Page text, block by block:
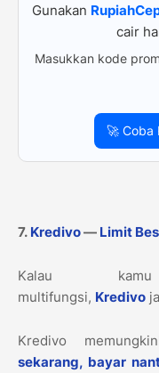
Gunakan
cair
Masukkan kode
🚀 Coba
7. Kredivo— Limit
Kalau
multifungsi, Kredivo
Kredivo
sekarang, bayar